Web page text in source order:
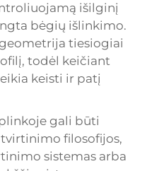
išilginį
bėgių išlinkimo.
tiesiogiai
todėl keičiant
keisti ir patį
gali būti
filosofijos,
sistemas arba